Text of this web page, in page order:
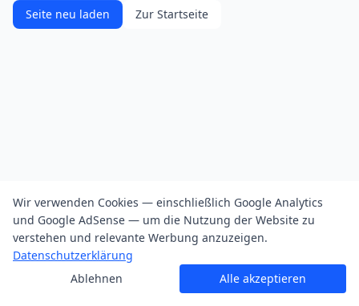
Seite neu laden Zur Startseite
Wir verwenden Cookies — einschließlich Google Analytics
und Google AdSense — um die Nutzung der Website zu
verstehen und relevante Werbung anzuzeigen.
Datenschutzerklärung
Ablehnen
Alle akzeptieren